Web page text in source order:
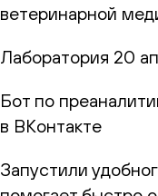
ветеринарной
Лаборатория 20
Бот по
в ВКонтакте
Запустили